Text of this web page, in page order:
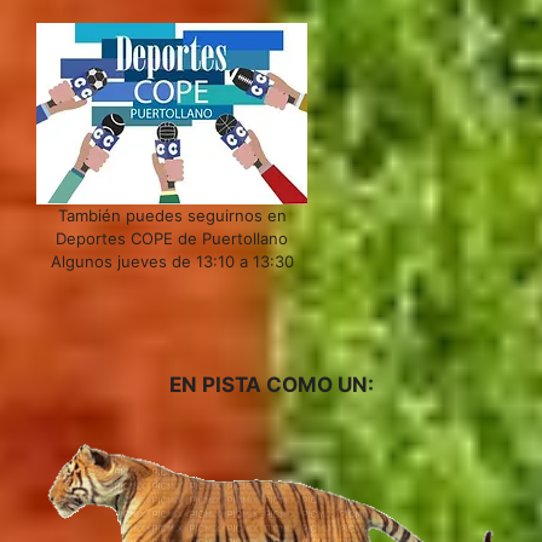
También puedes seguirnos en
Deportes COPE de Puertollano
Algunos jueves de 13:10 a 13:30
EN PISTA COMO UN: